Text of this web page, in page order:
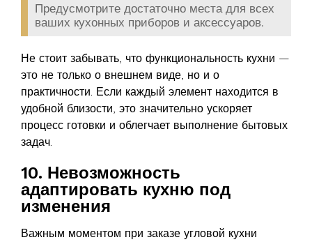
Предусмотрите достаточно места для всех
ваших кухонных приборов и аксессуаров.
Не стоит забывать, что функциональность кухни —
это не только о внешнем виде, но и о
практичности. Если каждый элемент находится в
удобной близости, это значительно ускоряет
процесс готовки и облегчает выполнение бытовых
задач.
10. Невозможность
адаптировать кухню под
изменения
Важным моментом при заказе угловой кухни